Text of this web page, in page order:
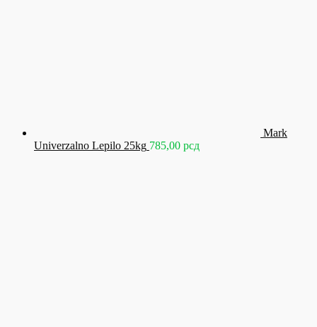
Mark
Univerzalno Lepilo 25kg 785,00 рсд